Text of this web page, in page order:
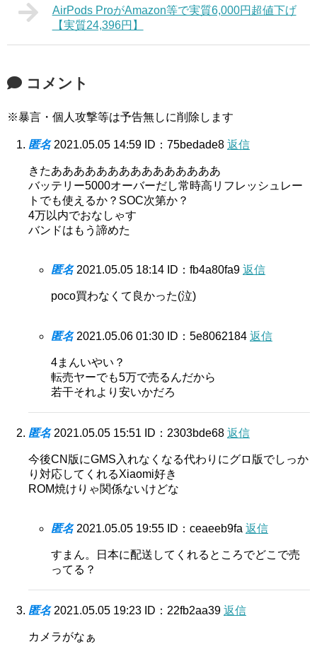
AirPods ProがAmazon等で実質6,000円超値下げ
【実質24,396円】
コメント
※暴言・個人攻撃等は予告無しに削除します
匿名 2021.05.05 14:59 ID：75bedade8 返信
きたあああああああああああああああ
バッテリー5000オーバーだし常時高リフレッシュレー
トでも使えるか？SOC次第か？
4万以内でおなしゃす
バンドはもう諦めた
匿名 2021.05.05 18:14 ID：fb4a80fa9 返信
poco買わなくて良かった(泣)
匿名 2021.05.06 01:30 ID：5e8062184 返信
4まんいやい？
転売ヤーでも5万で売るんだから
若干それより安いかだろ
匿名 2021.05.05 15:51 ID：2303bde68 返信
今後CN版にGMS入れなくなる代わりにグロ版でしっか
り対応してくれるXiaomi好き
ROM焼けりゃ関係ないけどな
匿名 2021.05.05 19:55 ID：ceaeeb9fa 返信
すまん。日本に配送してくれるところでどこで売
ってる？
匿名 2021.05.05 19:23 ID：22fb2aa39 返信
カメラがなぁ